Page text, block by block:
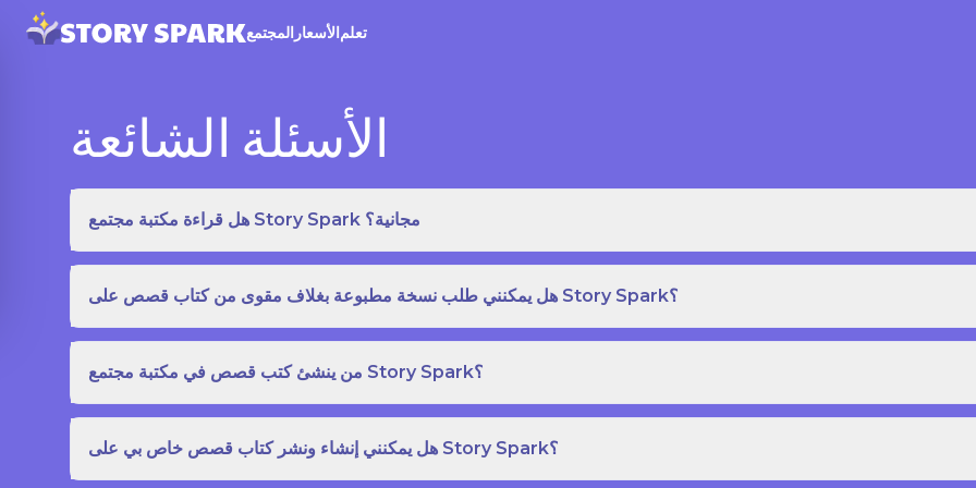
المجتمع الأسعارتعلم
الأسئلة الشائعة
هل قراءة مكتبة مجتمع Story Spark مجانية؟
هل يمكنني طلب نسخة مطبوعة بغلاف مقوى من كتاب قصص على Story Spark؟
من ينشئ كتب قصص في مكتبة مجتمع Story Spark؟
هل يمكنني إنشاء ونشر كتاب قصص خاص بي على Story Spark؟